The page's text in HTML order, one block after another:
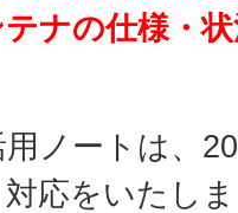
ナの仕様・
ノートは、
応をいたし